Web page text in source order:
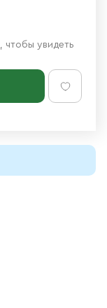
, чтобы увидеть